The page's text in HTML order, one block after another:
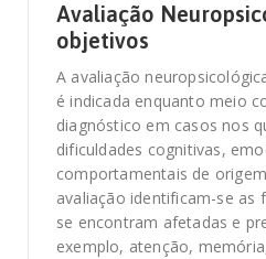
Avaliação
objetivos
A avaliação
é indicada enquanto meio
diagnóstico em casos nos
dificuldades cognitivas,
comportamentais de
avaliação identificam-se as
se encontram afetadas e
exemplo, atenção,